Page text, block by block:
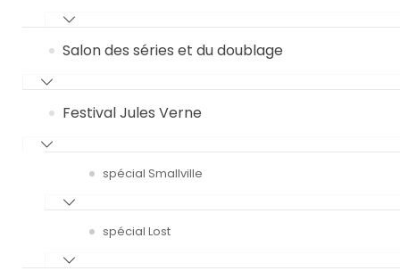
Salon des séries et du doublage
Festival Jules Verne
spécial Smallville
spécial Lost